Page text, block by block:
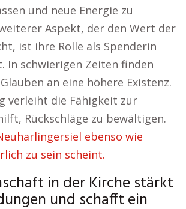
und neue Energie zu
Aspekt, der den Wert der
ist ihre Rolle als Spenderin
In schwierigen Zeiten finden
an eine höhere Existenz.
verleiht die Fähigkeit zur
Rückschläge zu bewältigen.
ebenso wie
zu sein scheint.
in der Kirche stärkt
und schafft ein